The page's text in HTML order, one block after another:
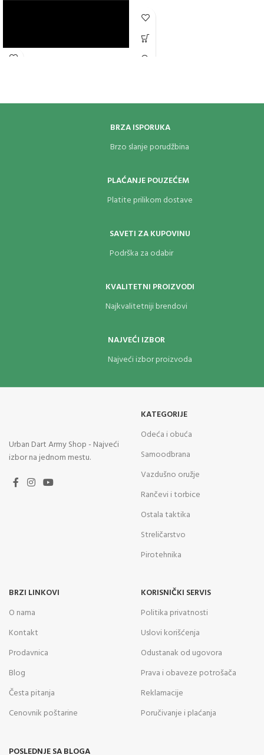
BRZA ISPORUKA
Brzo slanje porudžbina
PLAĆANJE POUZEĆEM
Platite prilikom dostave
SAVETI ZA KUPOVINU
Podrška za odabir
KVALITETNI PROIZVODI
Najkvalitetniji brendovi
NAJVEĆI IZBOR
Najveći izbor proizvoda
Urban Dart Army Shop - Najveći
izbor na jednom mestu.
KATEGORIJE
Odeća i obuća
Samoodbrana
Vazdušno oružje
Rančevi i torbice
Ostala taktika
Streličarstvo
Pirotehnika
BRZI LINKOVI
O nama
Kontakt
Prodavnica
Blog
Česta pitanja
Cenovnik poštarine
KORISNIČKI SERVIS
Politika privatnosti
Uslovi korišćenja
Odustanak od ugovora
Prava i obaveze potrošača
Reklamacije
Poručivanje i plaćanja
POSLEDNJE SA BLOGA